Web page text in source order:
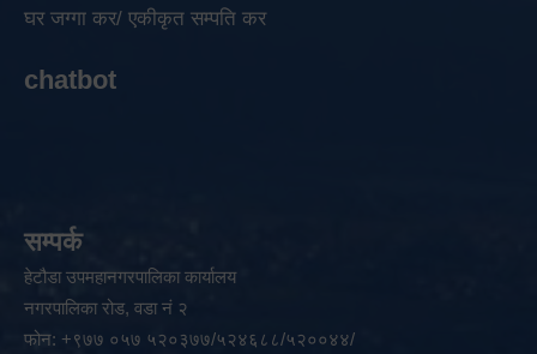
घर जग्गा कर/ एकीकृत सम्पति कर
chatbot
सम्पर्क
हेटौडा उपमहानगरपालिका कार्यालय
नगरपालिका रोड, वडा नं २
फोन: +९७७ ०५७ ५२०३७७/५२४६८८/५२००४४/